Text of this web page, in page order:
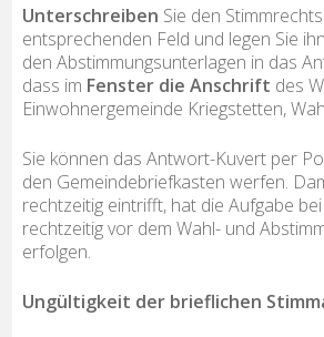
Unterschreiben Sie den
entsprechenden Feld und legen Sie
den Abstimmungsunterlagen in das
dass im Fenster die Anschrift des
Einwohnergemeinde Kriegstetten,
Sie können das Antwort-Kuvert per
den Gemeindebriefkasten werfen.
rechtzeitig eintrifft, hat die Aufgabe
rechtzeitig vor dem Wahl- und
erfolgen.
Ungültigkeit der brieflichen